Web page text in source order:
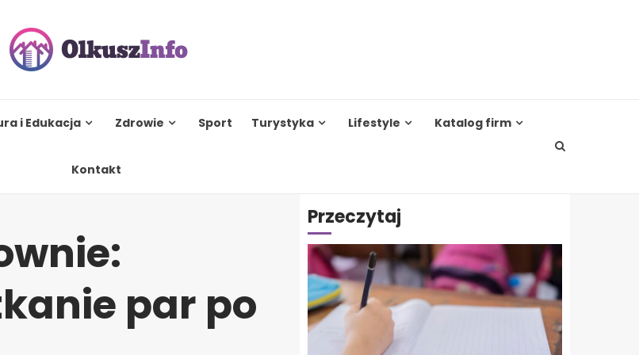
i Edukacja Zdrowie Sport Turystyka Lifestyle Katalog firm
Kontakt
par po
Przeczytaj